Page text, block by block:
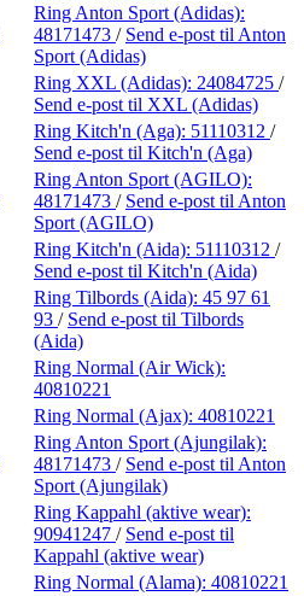
Ring Anton Sport (Adidas):
48171473 / Send e-post til Anton
Sport (Adidas)
Ring XXL (Adidas): 24084725 /
Send e-post til XXL (Adidas)
Ring Kitch'n (Aga): 51110312 /
Send e-post til Kitch'n (Aga)
Ring Anton Sport (AGILO):
48171473 / Send e-post til Anton
Sport (AGILO)
Ring Kitch'n (Aida): 51110312 /
Send e-post til Kitch'n (Aida)
Ring Tilbords (Aida): 45 97 61
93 / Send e-post til Tilbords
(Aida)
Ring Normal (Air Wick):
40810221
Ring Normal (Ajax): 40810221
Ring Anton Sport (Ajungilak):
48171473 / Send e-post til Anton
Sport (Ajungilak)
Ring Kappahl (aktive wear):
90941247 / Send e-post til
Kappahl (aktive wear)
Ring Normal (Alama): 40810221